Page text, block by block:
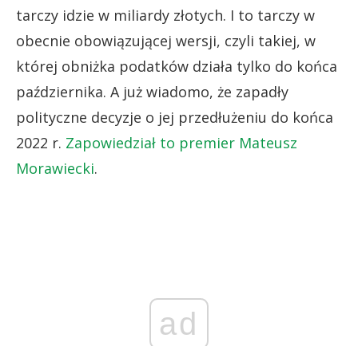
tarczy idzie w miliardy złotych. I to tarczy w
obecnie obowiązującej wersji, czyli takiej, w
której obniżka podatków działa tylko do końca
października. A już wiadomo, że zapadły
polityczne decyzje o jej przedłużeniu do końca
2022 r. Zapowiedział to premier Mateusz
Morawiecki.
ad